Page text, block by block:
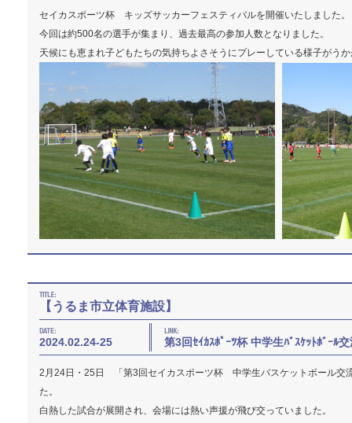
セイカスポーツ杯 キッズサッカーフェスティバルを開催いたしました。
今回は約500名の選手が集まり、過去最高の参加人数となりました。
天候にも恵まれ子どもたちの気持ちよさそうにプレーしている様子がう
【うるま市立体育施設】
2024.02.24-25 第3回ｾｲｶｽﾎﾟｰﾂ杯 中学生ﾊﾞｽｹｯﾄﾎﾞｰﾙ
2月24日・25日 「第3回セイカスポーツ杯 中学生バスケットボール交
た。
白熱した試合が展開され、会場には熱い声援が飛び交っていました。